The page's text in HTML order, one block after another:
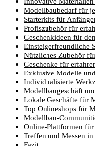
Modellbaubedarf für
Starterkits für
Profiszubehör für
Geschenkideen für
Einsteigerfreundliche
Nützliches Zubehör
Geschenke für
Exklusive Modelle
Individualisierte
Modellbaugeschäft
Lokale Geschäfte für
Top Onlineshops für
Modellbau-
Online-Plattformen für
Treffen und Messen in
Fazit